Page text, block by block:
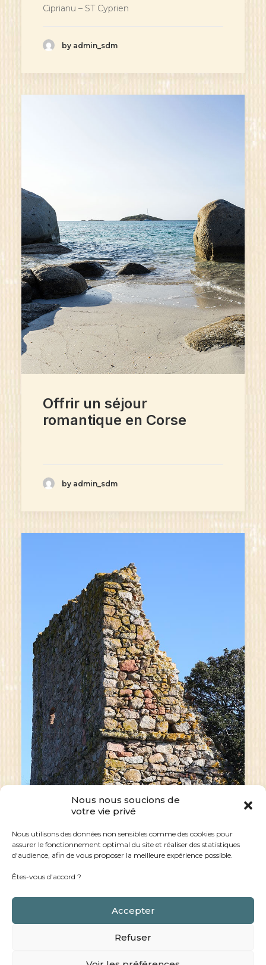
Nous nous soucions de
votre vie privé
Nous utilisons des données non sensibles comme des cookies pour
assurer le fonctionnement optimal du site et réaliser des statistiques
d'audience, afin de vous proposer la meilleure expérience possible.
Êtes-vous d'accord ?
Accepter
Refuser
Ciprianu – ST Cyprien
by admin_sdm
Offrir un séjour
romantique en Corse
by admin_sdm
Les tours génoises de la
région de Saint Cyprien
CyprienRiche d’un patrimoine…
by admin_sdm